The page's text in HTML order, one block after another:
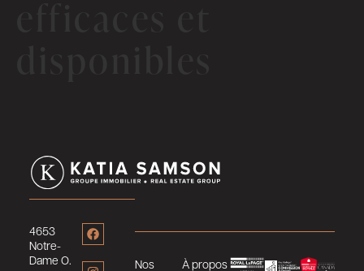
4653
Notre-
Dame O.
Nos
À propos